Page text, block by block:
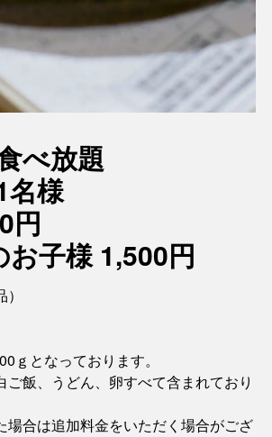
べ放題
名様
円
子様 1,500円
ｇとなっております。
ご飯、うどん、卵すべて含まれており
場合は追加料金をいただく場合がござ